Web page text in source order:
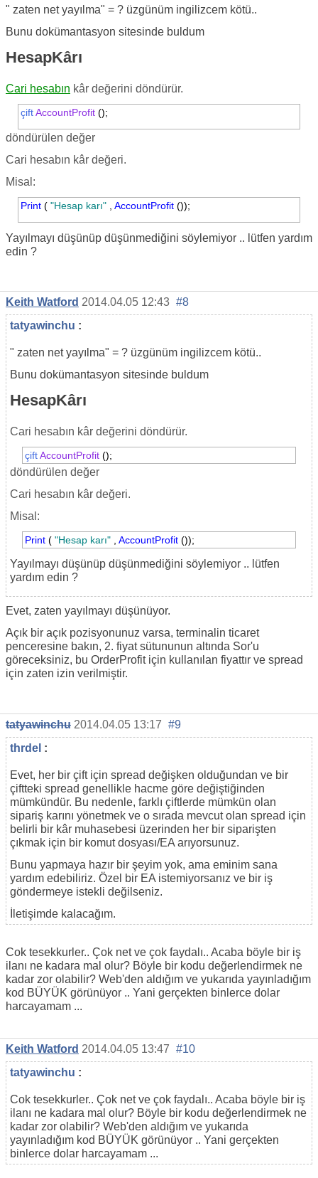
" zaten net yayılma" = ? üzgünüm ingilizcem kötü..
Bunu dokümantasyon sitesinde buldum
HesapKârı
Cari hesabın kâr değerini döndürür.
çiftAccountProfit ();
döndürülen değer
Cari hesabın kâr değeri.
Misal:
Print ( "Hesap karı" AccountProfit ());
Yayılmayı düşünüp düşünmediğini söylemiyor .. lütfen yardım
edin ?
Keith Watford 2014.04.05 12:43 #8
tatyawinchu :
" zaten net yayılma" = ? üzgünüm ingilizcem kötü..
Bunu dokümantasyon sitesinde buldum
HesapKârı
Cari hesabın kâr değerini döndürür.
çiftAccountProfit ();
döndürülen değer
Cari hesabın kâr değeri.
Misal:
Print ( "Hesap karı" , AccountProfit ());
Yayılmayı düşünüp düşünmediğini söylemiyor .. lütfen
yardım edin ?
Evet, zaten yayılmayı düşünüyor.
Açık bir açık pozisyonunuz varsa, terminalin ticaret
penceresine bakın, 2. fiyat sütununun altında Sor'u
göreceksiniz, bu OrderProfit için kullanılan fiyattır ve spread
için zaten izin verilmiştir.
tatyawinchu 2014.04.05 13:17 #9
thrdel :
Evet, her bir çift için spread değişken olduğundan ve bir
çiftteki spread genellikle hacme göre değiştiğinden
mümkündür. Bu nedenle, farklı çiftlerde mümkün olan
sipariş karını yönetmek ve o sırada mevcut olan spread için
belirli bir kâr muhasebesi üzerinden her bir siparişten
çıkmak için bir komut dosyası/EA arıyorsunuz.
Bunu yapmaya hazır bir şeyim yok, ama eminim sana
yardım edebiliriz. Özel bir EA istemiyorsanız ve bir iş
göndermeye istekli değilseniz.
İletişimde kalacağım.
Cok tesekkurler.. Çok net ve çok faydalı.. Acaba böyle bir iş
ilanı ne kadara mal olur? Böyle bir kodu değerlendirmek ne
kadar zor olabilir? Web'den aldığım ve yukarıda yayınladığım
kod BÜYÜK görünüyor .. Yani gerçekten binlerce dolar
harcayamam ...
Keith Watford 2014.04.05 13:47 #10
tatyawinchu :
Cok tesekkurler.. Çok net ve çok faydalı.. Acaba böyle bir iş
ilanı ne kadara mal olur? Böyle bir kodu değerlendirmek ne
kadar zor olabilir? Web'den aldığım ve yukarıda
yayınladığım kod BÜYÜK görünüyor .. Yani gerçekten
binlerce dolar harcayamam ...